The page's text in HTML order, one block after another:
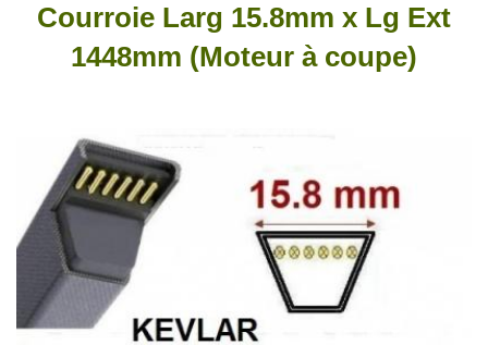
Courroie Larg 15.8mm x Lg Ext
1448mm (Moteur à coupe)